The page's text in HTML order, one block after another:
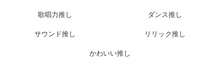
歌唱力推し ダンス推し
サウンド推し リリック推し
かわいい推し